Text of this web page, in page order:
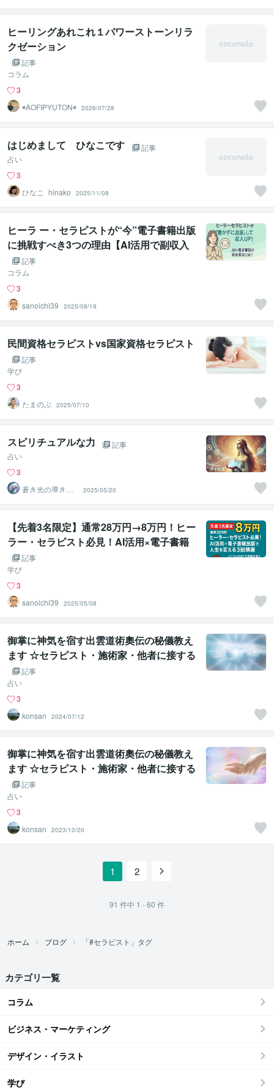
ヒーリングあれこれ１パワーストーンリラ
クゼーション
記事
コラム
3
◉AOFIPYUTON◉ 2026/07/28
はじめまして ひなこです
記事
占い
3
ひなこ_hinako
2025/11/08
ヒーラ ー・セラピストが“今”電子書籍出版
に挑戦すべき3つの理由【AI活用で副収入
UP】①
記事
コラム
3
sanoichi39
2025/08/19
民間資格セラピストvs国家資格セラピスト
記事
学び
3
たまのぶ
2025/07/10
スピリチュアルな力
記事
占い
3
蒼き光の導き手⭐︎
白魔術師フィシ
ス
2025/05/20
【先着3名限定】通常28万円→8万円！ヒー
ラー・セラピスト必見！AI活用×電子書籍
出版で人生を変える3回講座
記事
学び
3
sanoichi39
2025/05/08
御掌に神気を宿す出雲道術奧伝の秘儀教え
ます ☆セラピスト・施術家・他者に接する
専門職の方におすすめ☆
記事
占い
3
konsan
2024/07/12
御掌に神気を宿す出雲道術奧伝の秘儀教え
ます ☆セラピスト・施術家・他者に接する
専門職の方におすすめ☆
記事
占い
3
konsan
2023/10/20
1 2
91 件中 1 - 60 件
ホーム ブログ 「#セラピスト」タグ
カテゴリ一覧
コラム
ビジネス・マーケティング
デザイン・イラスト
学び